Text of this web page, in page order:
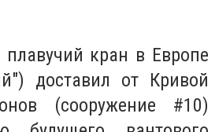
кран в Европе
доставил от Кривой
(сооружение #10)